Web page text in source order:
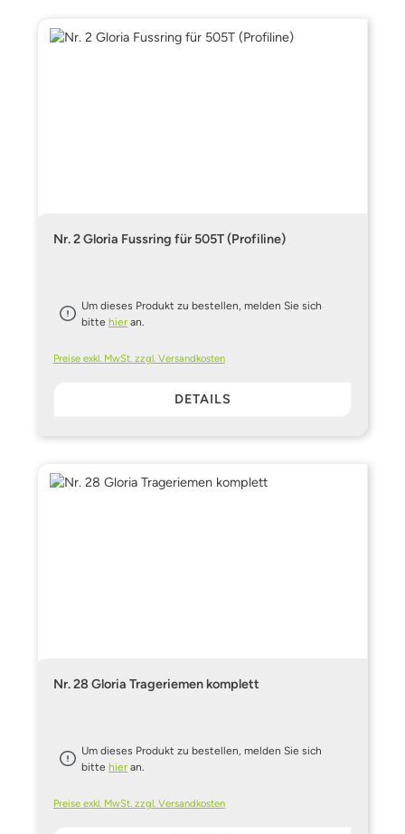
Nr. 2 Gloria Fussring für 505T (Profiline)
Um dieses Produkt zu bestellen, melden Sie sich
bittehier an.
Preise exkl. MwSt. zzgl. Versandkosten
DETAILS
Nr. 28 Gloria Trageriemen komplett
Um dieses Produkt zu bestellen, melden Sie sich
bittehier an.
Preise exkl. MwSt. zzgl. Versandkosten